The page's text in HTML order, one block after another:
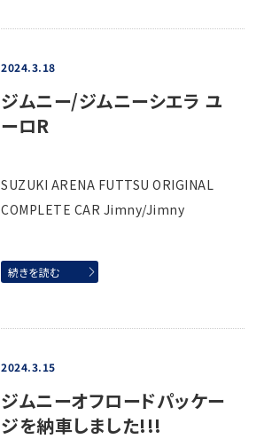
2024.3.18
ジムニー/ジムニーシエラ ユ
ーロR
SUZUKI ARENA FUTTSU ORIGINAL
COMPLETE CAR Jimny/Jimny
続きを読む
2024.3.15
ジムニーオフロードパッケー
ジを納車しました!!!